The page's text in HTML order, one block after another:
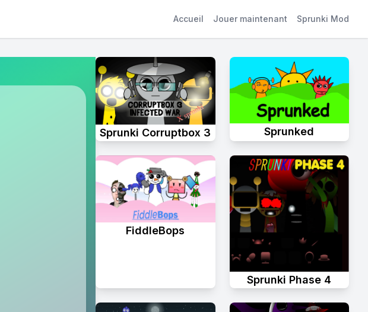
Accueil Jouer maintenant Sprunki Mod
Sprunki Corruptbox 3 Sprunked
FiddleBops
Sprunki Phase 4